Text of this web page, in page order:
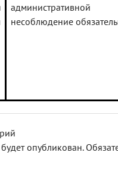
несоблюдение
опубликован.